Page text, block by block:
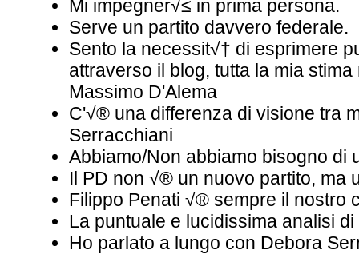
Mi impegner√≤ in prima persona.
Serve un partito davvero federale.
Sento la necessit√† di esprimere
attraverso il blog, tutta la mia
Massimo D'Alema
C'√® una differenza di visione tra
Serracchiani
Abbiamo/Non abbiamo bisogno di
Il PD non √® un nuovo partito, ma
Filippo Penati √® sempre il nostro
La puntuale e lucidissima analisi
Ho parlato a lungo con Debora